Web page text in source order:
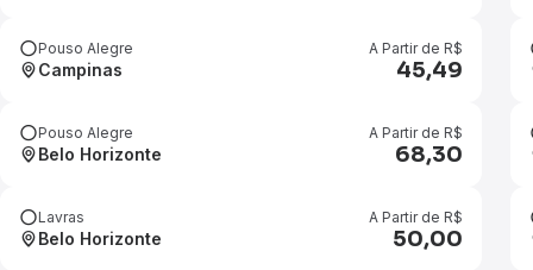
Pouso Alegre
Campinas
A Partir de R$
45,49
Pouso Alegre
Belo Horizonte
A Partir de R$
68,30
Lavras
Belo Horizonte
A Partir de R$
50,00